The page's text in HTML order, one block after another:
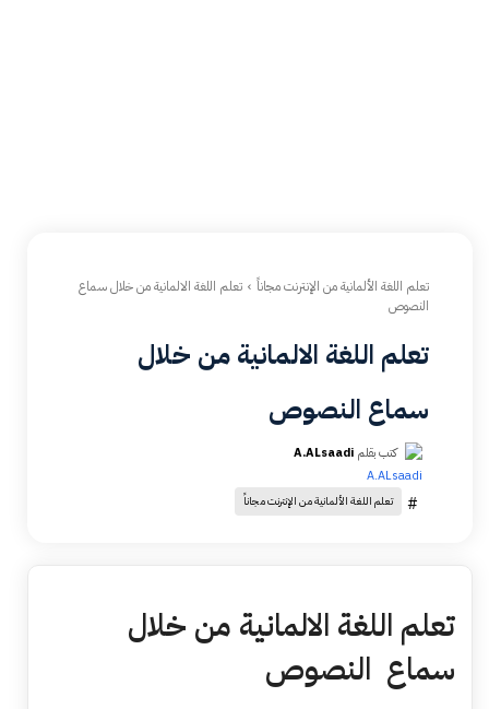
تعلم اللغة الألمانية من الإنترنت مجاناً
تعلم اللغة الالمانية من خلال سماع
النصوص
تعلم اللغة الالمانية من خلال
سماع النصوص
كتب بقلم A.ALsaadi
# تعلم اللغة الألمانية من الإنترنت مجاناً
تعلم اللغة الالمانية من خلال
سماع النصوص